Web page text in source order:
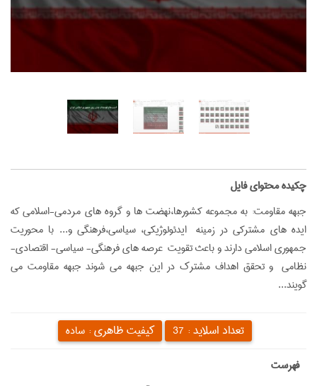
‌چکیده محتوای فایل
جبهه مقاومت: به مجموعه کشورها،نهضت ها و گروه های مردمی-اسلامی که
ایده های مشترکی در زمینه ایدئولوژیکی، سیاسی،فرهنگی و... با محوریت
جمهوری اسلامی دارند و باعث تقویت عرصه های فرهنگی- سیاسی- اقتصادی-
نظامی و تحقق اهداف مشترک در این جبهه می شوند جبهه مقاومت می
گویند...
کیفیت ظاهری : ساده تعداد اسلاید : 37
‌فهرست